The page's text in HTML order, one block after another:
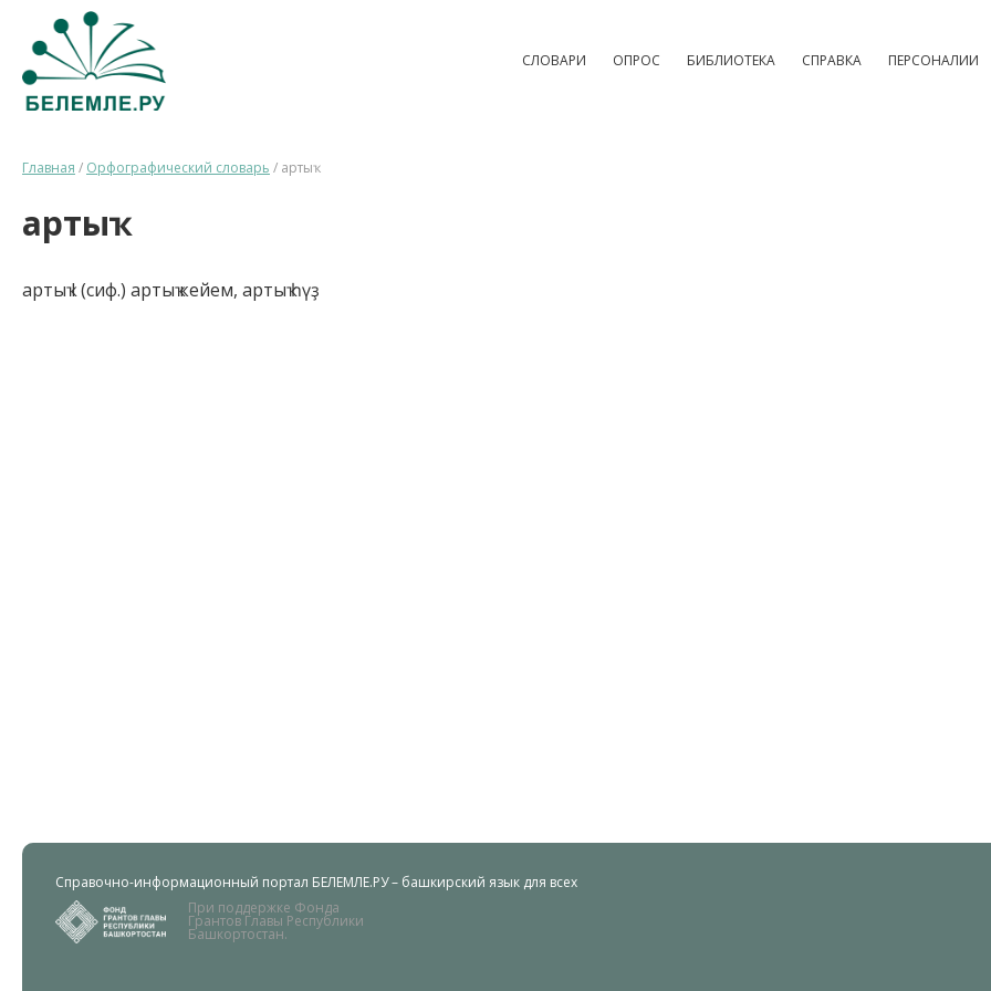
СЛОВАРИ ОПРОС БИБЛИОТЕКА СПРАВКА ПЕРСОНАЛИИ
Главная / Орфографический словарь / артыҡ
артыҡ
артыҡ I (сиф.) артыҡ кейем, артыҡ һүҙ
Справочно-информационный портал БЕЛЕМЛЕ.РУ – башкирский язык для всех
При поддержке Фонда
Грантов Главы Республики
Башкортостан.